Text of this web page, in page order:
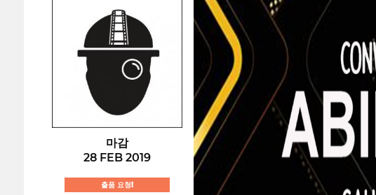
마감
28 FEB 2019
출품 요청!